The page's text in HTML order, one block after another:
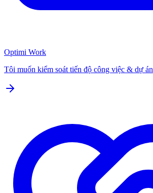
Optimi Work
Tôi muốn kiểm soát tiến độ công việc & dự án